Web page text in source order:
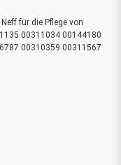
für die Pflege von
00311034 00144180
00310359 00311567